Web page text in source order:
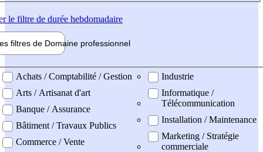
le filtre de durée hebdomadaire
filtres de Domaine professionnel
professionel
Achats / Comptabilité / Gestion
Arts / Artisanat d'art
Banque / Assurance
Bâtiment / Travaux Publics
Commerce / Vente
Industrie
Informatique /
Télécommunication
Installation / Maintenance
Marketing / Stratégie
commerciale